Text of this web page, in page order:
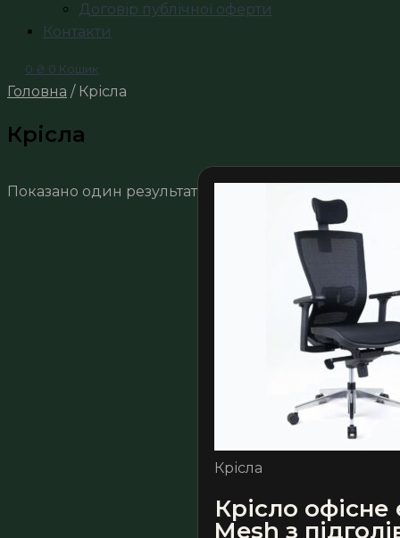
Договір публічної оферти
Контакти
0 ₴ 0 Кошик
Головна / Крісла
Крісла
Показано один результат
Крісла
Крісло офісне
Mesh з